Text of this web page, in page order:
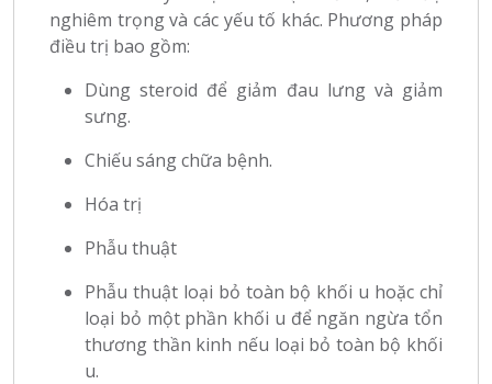
nghiêm trọng và các yếu tố khác. Phương pháp
điều trị bao gồm:
Dùng steroid để giảm đau lưng và giảm
sưng.
Chiếu sáng chữa bệnh.
Hóa trị
Phẫu thuật
Phẫu thuật loại bỏ toàn bộ khối u hoặc chỉ
loại bỏ một phần khối u để ngăn ngừa tổn
thương thần kinh nếu loại bỏ toàn bộ khối
u.